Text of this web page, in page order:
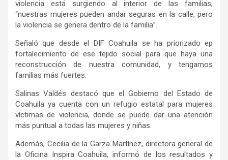
violencia está surgiendo al interior de las familias,
“nuestras mujeres pueden andar seguras en la calle, pero
la violencia se genera dentro de la familia”.
Señaló que desde el DIF Coahuila se ha priorizado ep
fortalecimiento de ese tejido social para que haya una
reconstrucción de nuestra comunidad, y tengamos
familias más fuertes.
Salinas Valdés destacó que el Gobierno del Estado de
Coahuila ya cuenta con un refugio estatal para mujeres
víctimas de violencia, donde se puede dar una atención
más puntual a todas las mujeres y niñas.
Además, Cecilia de la Garza Martínez, directora general de
la Oficina Inspira Coahuila, informó de los resultados y